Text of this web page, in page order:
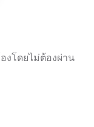
งโดยไม่ต้องผ่าน